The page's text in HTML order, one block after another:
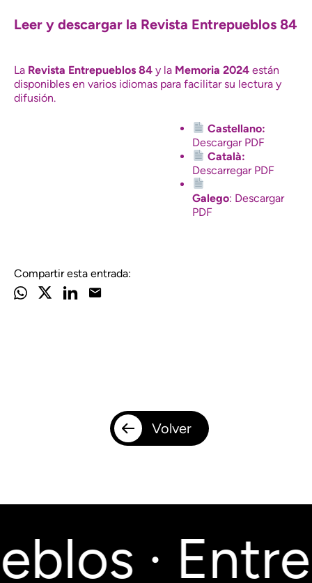
Leer y descargar la Revista Entrepueblos 84
La Revista Entrepueblos 84 y la Memoria 2024 están
disponibles en varios idiomas para facilitar su lectura y
difusión.
Castellano:
Descargar PDF
Català:
Descarregar PDF
Galego: Descargar
PDF
Compartir esta entrada:
Volver
·